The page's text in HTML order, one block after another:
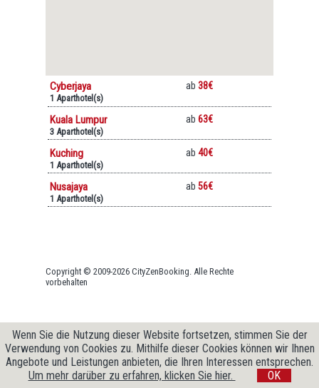
Cyberjaya
1 Aparthotel(s)
ab 38€
Kuala Lumpur
3 Aparthotel(s)
ab 63€
Kuching
1 Aparthotel(s)
ab 40€
Nusajaya
1 Aparthotel(s)
ab 56€
Copyright © 2009-2026 CityZenBooking. Alle Rechte
vorbehalten
Wenn Sie die Nutzung dieser Website fortsetzen, stimmen Sie der
Verwendung von Cookies zu. Mithilfe dieser Cookies können wir Ihnen
Angebote und Leistungen anbieten, die Ihren Interessen entsprechen.
Um mehr darüber zu erfahren, klicken Sie hier.
OK